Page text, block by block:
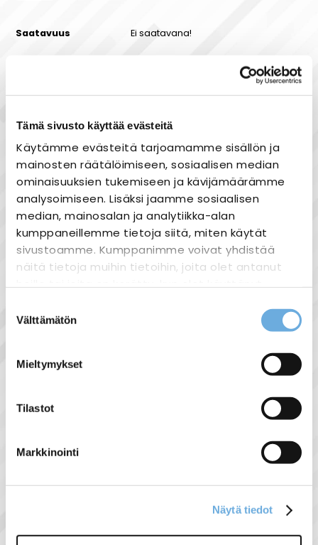
Tämä sivusto käyttää evästeitä
Käytämme evästeitä tarjoamamme sisällön ja
mainosten räätälöimiseen, sosiaalisen median
ominaisuuksien tukemiseen ja kävijämäärämme
analysoimiseen. Lisäksi jaamme sosiaalisen
median, mainosalan ja analytiikka-alan
kumppaneillemme tietoja siitä, miten käytät
sivustoamme. Kumppanimme voivat yhdistää
näitä tietoja muihin tietoihin, joita olet antanut
heille tai joita on kerätty, kun olet käyttänyt
valinta
Välttämätön
Mieltymykset
Tilastot
Markkinointi
Näytä tiedot
Saatavuus Ei saatavana!
Maksa joustavasti osissa!
Nopea toimitus
Heti varastosta
Joustavat maksutavat
Tuotekuvaus
6SL32240BE137UA0
380–480 VAC-TULO
AC3
0,37 KW